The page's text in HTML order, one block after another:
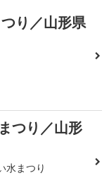
り／山形県
つり／山形
まつり